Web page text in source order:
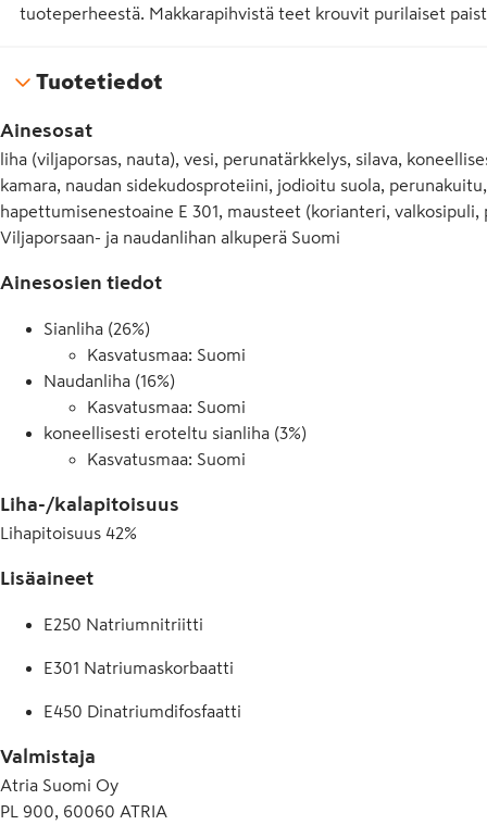
tuoteperheestä. Makkarapihvistä teet krouvit purilaiset
Tuotetiedot
Ainesosat
liha (viljaporsas, nauta), vesi, perunatärkkelys, silava,
kamara, naudan sidekudosproteiini, jodioitu suola,
hapettumisenestoaine E 301, mausteet (korianteri,
Viljaporsaan- ja naudanlihan alkuperä Suomi
Ainesosien tiedot
Sianliha (26%)
Kasvatusmaa: Suomi
Naudanliha (16%)
Kasvatusmaa: Suomi
koneellisesti eroteltu sianliha (3%)
Kasvatusmaa: Suomi
Liha-/kalapitoisuus
Lihapitoisuus 42%
Lisäaineet
E250 Natriumnitriitti
E301 Natriumaskorbaatti
E450 Dinatriumdifosfaatti
Valmistaja
Atria Suomi Oy
PL 900, 60060 ATRIA